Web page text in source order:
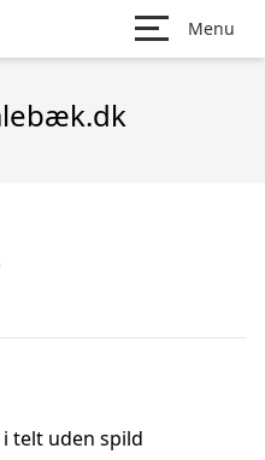
Menu
telt uden spild